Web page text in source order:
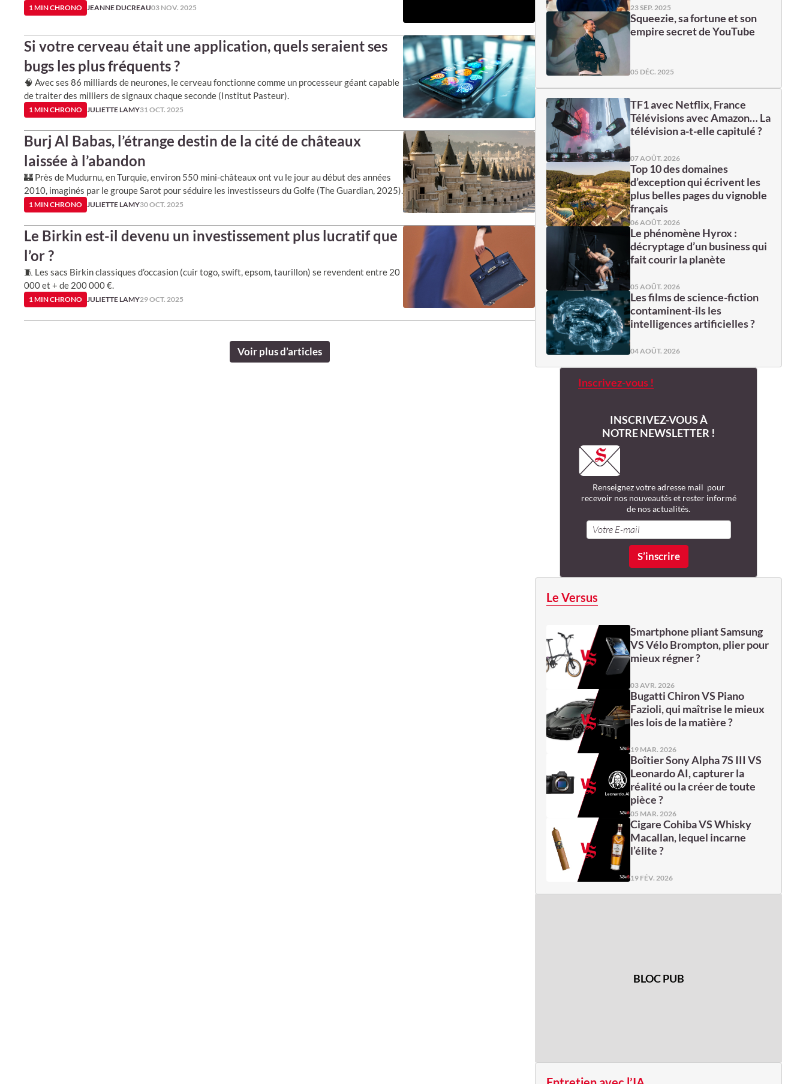
1 MIN CHRONO JEANNE DUCREAU03 NOV. 2025
Si votre cerveau était une application, quels seraient ses
bugs les plus fréquents ?
🧠 Avec ses 86 milliards de neurones, le cerveau fonctionne comme un processeur géant capable
de traiter des milliers de signaux chaque seconde (Institut Pasteur).
1 MIN CHRONO JULIETTE LAMY31 OCT. 2025
Burj Al Babas, l’étrange destin de la cité de châteaux
laissée à l’abandon
🏰 Près de Mudurnu, en Turquie, environ 550 mini-châteaux ont vu le jour au début des années
2010, imaginés par le groupe Sarot pour séduire les investisseurs du Golfe (The Guardian, 2025).
1 MIN CHRONO JULIETTE LAMY30 OCT. 2025
Le Birkin est-il devenu un investissement plus lucratif que
l’or ?
🧵 Les sacs Birkin classiques d’occasion (cuir togo, swift, epsom, taurillon) se revendent entre 20
000 et + de 200 000 €.
1 MIN CHRONO JULIETTE LAMY29 OCT. 2025
Voir plus d’articles
23 SEP. 2025
Squeezie, sa fortune et son
empire secret de YouTube
05 DÉC. 2025
TF1 avec Netflix, France
Télévisions avec Amazon… La
télévision a-t-elle capitulé ?
07 AOÛT. 2026
Top 10 des domaines
d’exception qui écrivent les
plus belles pages du vignoble
français
06 AOÛT. 2026
Le phénomène Hyrox :
décryptage d’un business qui
fait courir la planète
05 AOÛT. 2026
Les films de science-fiction
contaminent-ils les
intelligences artificielles ?
04 AOÛT. 2026
Inscrivez-vous !
INSCRIVEZ-VOUS À
NOTRE NEWSLETTER !
Renseignez votre adresse mail pour
recevoir nos nouveautés et rester informé
de nos actualités.
Le Versus
Smartphone pliant Samsung
VS Vélo Brompton, plier pour
mieux régner ?
03 AVR. 2026
Bugatti Chiron VS Piano
Fazioli, qui maîtrise le mieux
les lois de la matière ?
19 MAR. 2026
Boîtier Sony Alpha 7S III VS
Leonardo AI, capturer la
réalité ou la créer de toute
pièce ?
05 MAR. 2026
Cigare Cohiba VS Whisky
Macallan, lequel incarne
l’élite ?
19 FÉV. 2026
BLOC PUB